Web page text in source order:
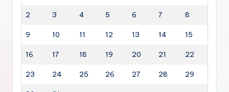
2 3 4 5 6 7 8
9 10 11 12 13 14 15
16 17 18 19 20 21 22
23 24 25 26 27 28 29